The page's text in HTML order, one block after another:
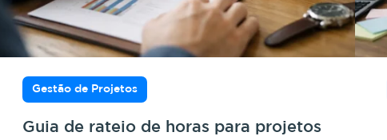
Gestão de Projetos
Guia de rateio de horas para projetos